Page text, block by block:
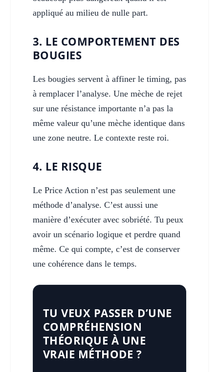
appliqué au milieu de nulle part.
3. LE COMPORTEMENT DES
BOUGIES
Les bougies servent à affiner le timing, pas
à remplacer l’analyse. Une mèche de rejet
sur une résistance importante n’a pas la
même valeur qu’une mèche identique dans
une zone neutre. Le contexte reste roi.
4. LE RISQUE
Le Price Action n’est pas seulement une
méthode d’analyse. C’est aussi une
manière d’exécuter avec sobriété. Tu peux
avoir un scénario logique et perdre quand
même. Ce qui compte, c’est de conserver
une cohérence dans le temps.
TU VEUX PASSER D’UNE
COMPRÉHENSION
THÉORIQUE À UNE
VRAIE MÉTHODE ?